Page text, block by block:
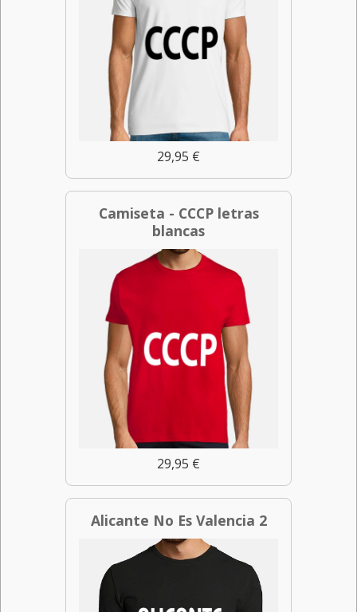
29,95 €
Camiseta - CCCP letras
blancas
29,95 €
Alicante No Es Valencia 2